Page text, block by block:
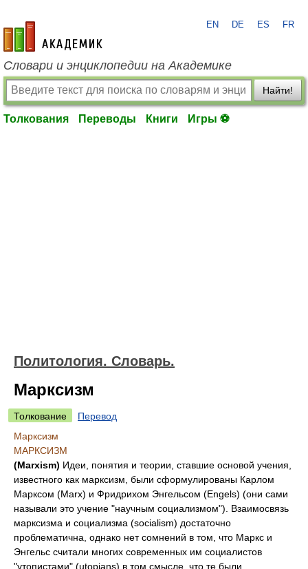
academic.ru
EN DE ES FR
Словари и энциклопедии на Академике
Найти!
Толкования Переводы Книги Игры ⚽
Политология. Словарь.
Марксизм
Толкование
Перевод
Марксизм
МАРКСИЗМ
(Мarxism) Идеи, понятия и теории, ставшие основой учения,
известного как марксизм, были сформулированы Карлом
Марксом (Marx) и Фридрихом Энгельсом (Engels) (они сами
называли это учение "научным социализмом"). Взаимосвязь
марксизма и социализма (socialism) достаточно
проблематична, однако нет сомнений в том, что Маркс и
Энгельс считали многих современных им социалистов
"утопистами" (utopians) в том смысле, что те были